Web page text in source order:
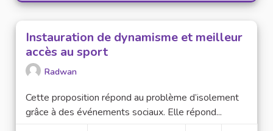
Instauration de dynamisme et meilleur
accès au sport
Radwan
Cette proposition répond au problème d’isolement
grâce à des événements sociaux. Elle répond...